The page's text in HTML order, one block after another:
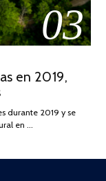
03
en 2019,
durante 2019 y se
en …